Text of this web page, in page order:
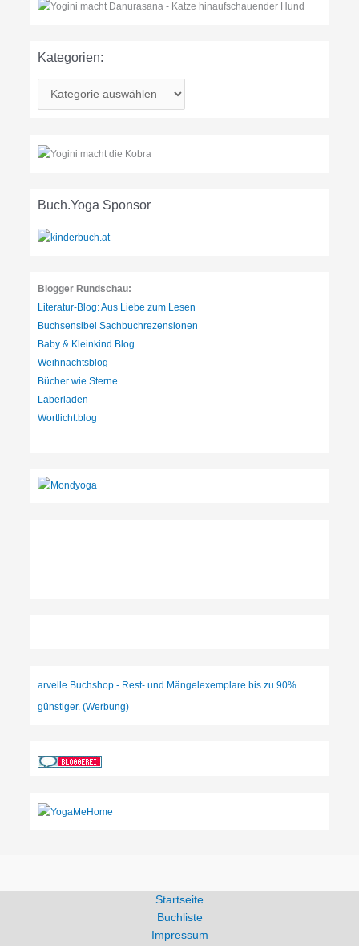
Kategorien:
g
e
Buch.Yoga Sponsor
Blogger Rundschau:
Literatur-Blog: Aus Liebe zum Lesen
Buchsensibel Sachbuchrezensionen
Baby & Kleinkind Blog
Weihnachtsblog
Bücher wie Sterne
Laberladen
Wortlicht.blog
arvelle Buchshop - Rest- und Mängelexemplare bis zu 90%
günstiger. (Werbung)
Startseite
Buchliste
Impressum